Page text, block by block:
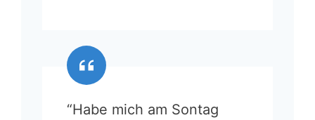
“Habe mich am Sontag